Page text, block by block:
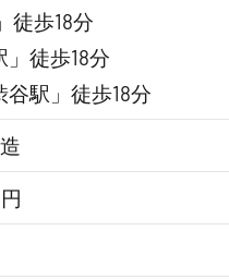
徒歩18分
徒歩18分
駅」徒歩18分